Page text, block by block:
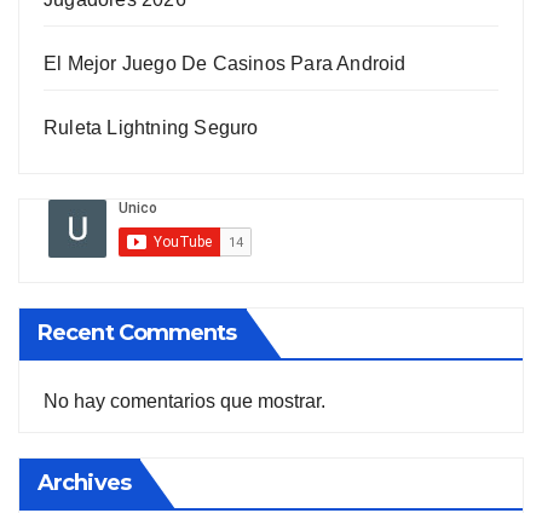
El Mejor Juego De Casinos Para Android
Ruleta Lightning Seguro
Recent Comments
No hay comentarios que mostrar.
Archives